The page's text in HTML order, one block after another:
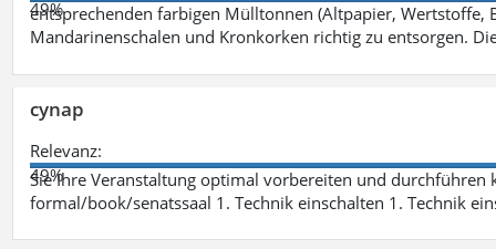
49%
entsprechenden farbigen Mülltonnen (Altpapier, Wertstoffe,
Mandarinenschalen und Kronkorken richtig zu entsorgen.
cynap
Relevanz:
49%
Sie Ihre Veranstaltung optimal vorbereiten und durchführen
formal/book/senatssaal 1. Technik einschalten 1. Technik